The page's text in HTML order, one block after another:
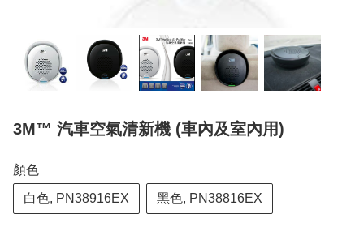
3M™ 汽車空氣清新機 (車內及室內用)
顏色
白色, PN38916EX 黑色, PN38816EX